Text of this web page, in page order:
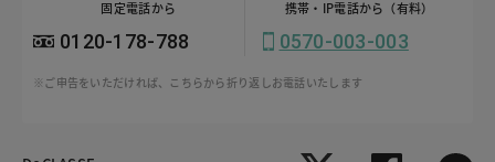
固定電話から
0120-178-788
携帯・IP電話から（有料）
0570-003-003
※ご申告をいただければ、こちらから折り返しお電話いたします